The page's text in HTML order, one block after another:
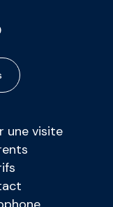
une visite